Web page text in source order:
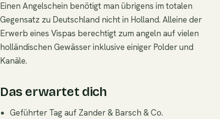
Einen Angelschein benötigt man übrigens im totalen
Gegensatz zu Deutschland nicht in Holland. Alleine der
Erwerb eines Vispas berechtigt zum angeln auf vielen
holländischen Gewässer inklusive einiger Polder und
Kanäle.
Das erwartet dich
Geführter Tag auf Zander & Barsch & Co.